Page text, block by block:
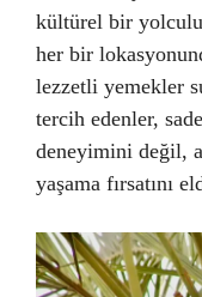
kültürel bir
her bir
lezzetli yemekler
tercih edenler,
deneyimini değil,
yaşama fırsatını